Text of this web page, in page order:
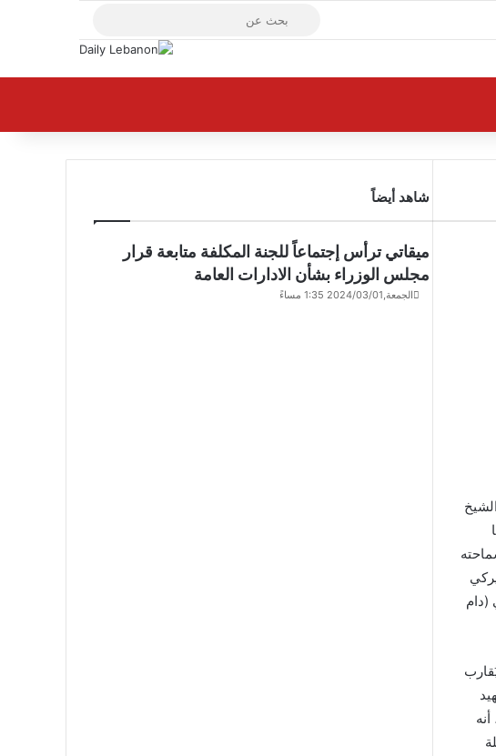
بحث
(دام
قاسم، أنه
شاهد أيضاً
ميقاتي ترأس إجتماعاً للجنة المكلفة متابعة قرار
مجلس الوزراء بشأن الادارات العامة
الجمعة,2024/03/01 1:35 مساءً